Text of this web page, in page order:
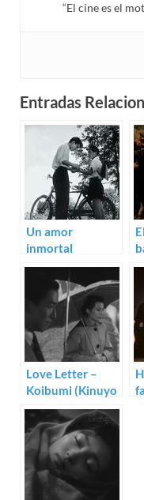
“El cine es el
Entradas
Un amor
inmortal
(Keisuke
Kinoshita)
Love Letter –
Koibumi (Kinuyo
Tanaka)